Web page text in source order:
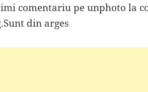
comentariu pe unphoto la
din arges